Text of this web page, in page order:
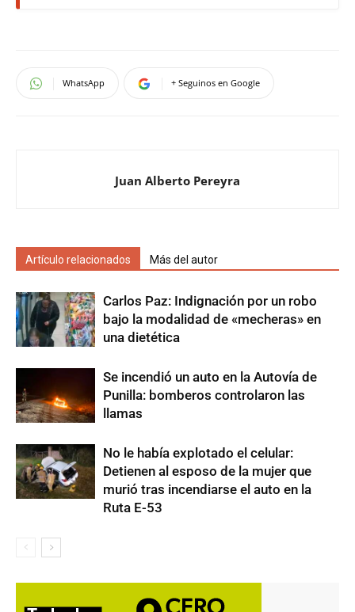
WhatsApp + Seguinos en Google
Juan Alberto Pereyra
Artículo relacionados Más del autor
Carlos Paz: Indignación por un robo
bajo la modalidad de «mecheras» en
una dietética
Se incendió un auto en la Autovía de
Punilla: bomberos controlaron las
llamas
No le había explotado el celular:
Detienen al esposo de la mujer que
murió tras incendiarse el auto en la
Ruta E-53